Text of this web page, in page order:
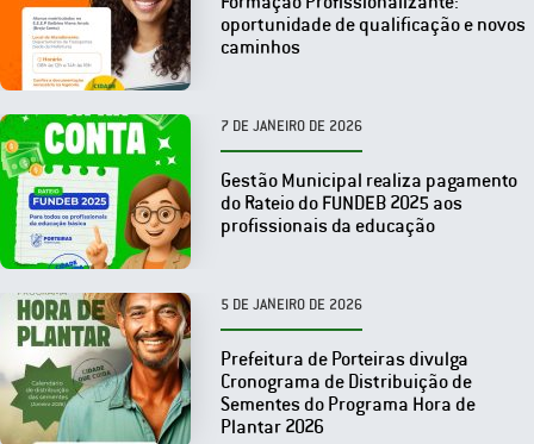
oportunidade de qualificação e novos
caminhos
7 DE JANEIRO DE 2026
Gestão Municipal realiza pagamento
do Rateio do FUNDEB 2025 aos
profissionais da educação
5 DE JANEIRO DE 2026
Prefeitura de Porteiras divulga
Cronograma de Distribuição de
Sementes do Programa Hora de
Plantar 2026